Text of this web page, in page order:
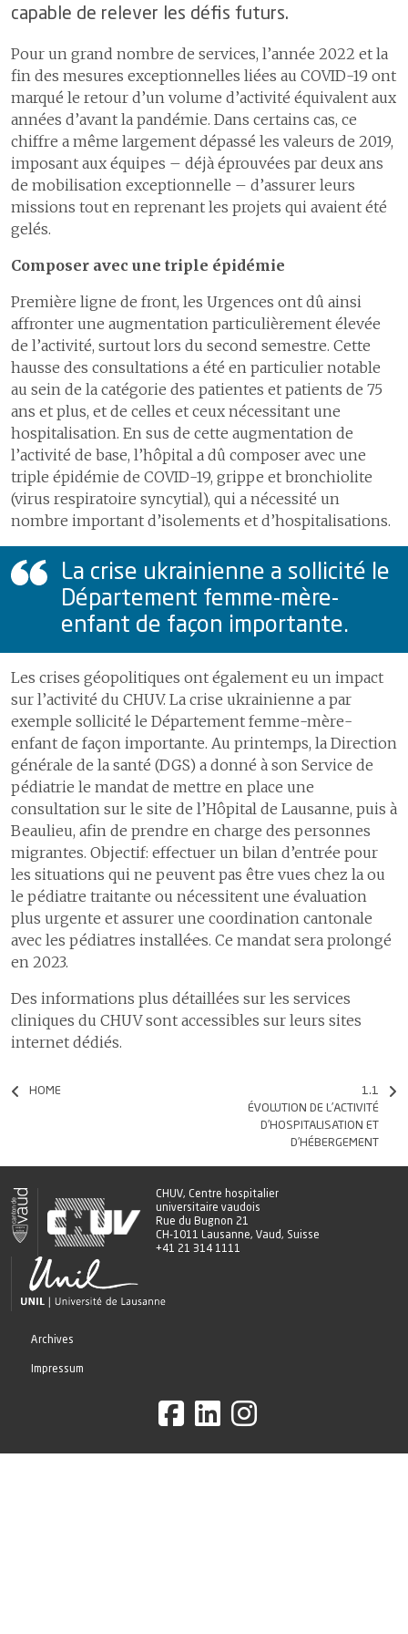
4.5
Le programme ERAS pour
une meilleure récupération
après chirurgie
Certifications et accréditations
des
et
collaborateurs
Accompagner
les personnes
en absences de
la réinsertion
professionnelle
Médecine du
personnel et
collaborateurs
Pratiques cliniques responsables
Aller au-delà de nos missions
Adapter notre gouvernance
capable de relever les défis futurs.
Pour un grand nombre de services, l’année 2022 et la
fin des mesures exceptionnelles liées au COVID-19 ont
marqué le retour d’un volume d’activité équivalent aux
années d’avant la pandémie. Dans certains cas, ce
chiffre a même largement dépassé les valeurs de 2019,
imposant aux équipes – déjà éprouvées par deux ans
de mobilisation exceptionnelle – d’assurer leurs
missions tout en reprenant les projets qui avaient été
gelés.
Composer avec une triple épidémie
Première ligne de front, les Urgences ont dû ainsi
affronter une augmentation particulièrement élevée
de l’activité, surtout lors du second semestre. Cette
hausse des consultations a été en particulier notable
au sein de la catégorie des patientes et patients de 75
ans et plus, et de celles et ceux nécessitant une
hospitalisation. En sus de cette augmentation de
l’activité de base, l’hôpital a dû composer avec une
triple épidémie de COVID-19, grippe et bronchiolite
(virus respiratoire syncytial), qui a nécessité un
nombre important d’isolements et d’hospitalisations.
La crise ukrainienne a sollicité le
Département femme-mère-
enfant de façon importante.
Les crises géopolitiques ont également eu un impact
sur l’activité du CHUV. La crise ukrainienne a par
exemple sollicité le Département femme-mère-
enfant de façon importante. Au printemps, la Direction
générale de la santé (DGS) a donné à son Service de
pédiatrie le mandat de mettre en place une
consultation sur le site de l’Hôpital de Lausanne, puis à
Beaulieu, afin de prendre en charge des personnes
migrantes. Objectif: effectuer un bilan d’entrée pour
les situations qui ne peuvent pas être vues chez la ou
le pédiatre traitant·e ou nécessitent une évaluation
plus urgente et assurer une coordination cantonale
avec les pédiatres installé·e·s. Ce mandat sera prolongé
en 2023.
Des informations plus détaillées sur les services
cliniques du CHUV sont accessibles sur leurs sites
internet dédiés.
HOME
1.1
ÉVOLUTION DE L’ACTIVITÉ
D’HOSPITALISATION ET
D’HÉBERGEMENT
CHUV, Centre hospitalier
universitaire vaudois
Rue du Bugnon 21
CH-1011 Lausanne, Vaud, Suisse
+41 21 314 1111
Archives
Impressum